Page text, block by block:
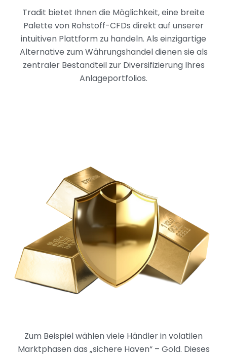
Tradit bietet Ihnen die Möglichkeit, eine breite
Palette von Rohstoff-CFDs direkt auf unserer
intuitiven Plattform zu handeln. Als einzigartige
Alternative zum Währungshandel dienen sie als
zentraler Bestandteil zur Diversifizierung Ihres
Anlageportfolios.
Zum Beispiel wählen viele Händler in volatilen
Marktphasen das „sichere Haven“ – Gold. Dieses